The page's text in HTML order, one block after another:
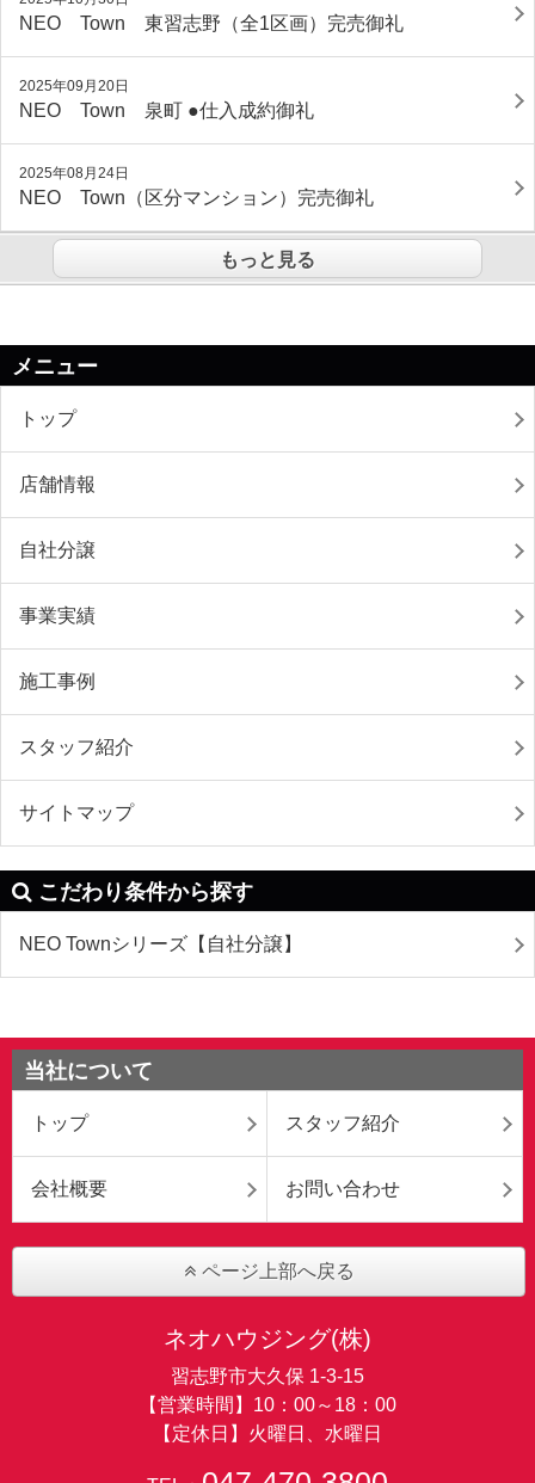
NEO Town 東習志野（全1区画）完売御礼
2025年09月20日
NEO Town 泉町 ●仕入成約御礼
2025年08月24日
NEO Town（区分マンション）完売御礼
もっと見る
メニュー
トップ
店舗情報
自社分譲
事業実績
施工事例
スタッフ紹介
サイトマップ
こだわり条件から探す
NEO Townシリーズ【自社分譲】
当社について
トップ スタッフ紹介
会社概要 お問い合わせ
ページ上部へ戻る
ネオハウジング(株)
習志野市大久保 1-3-15
【営業時間】10：00～18：00
【定休日】火曜日、水曜日